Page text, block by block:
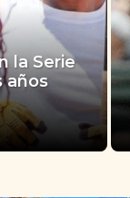
la Serie
años